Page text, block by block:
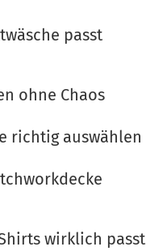
passt
ohne Chaos
richtig auswählen
wirklich passt